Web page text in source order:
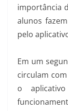
importância
alunos
pelo
Em um
circulam
o